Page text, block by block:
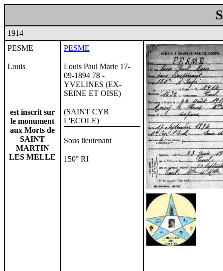
1914
PESME
Louis
est inscrit sur
le monument
aux Morts de
SAINT
MARTIN
LES MELLE
PESME
Louis Paul Marie 17-
09-1894 78 -
YVELINES (EX-
SEINE ET OISE)
(SAINT CYR
L'ECOLE)
Sous lieutenant
150° RI